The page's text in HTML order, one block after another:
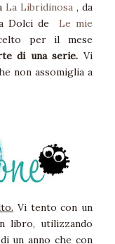
La Libridinosa , da
Dolci de Le mie
per il mese
di una serie.Vi
non assomiglia a
Vi tento con un
libro, utilizzando
un anno che con